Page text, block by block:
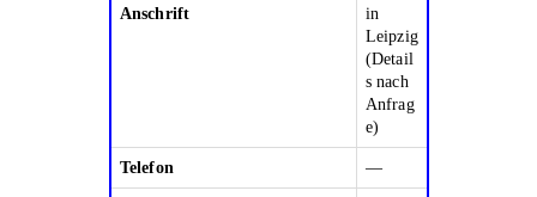
Anschrift
in
Leipzig
(Detail
s nach
Anfrag
e)
Telefon —